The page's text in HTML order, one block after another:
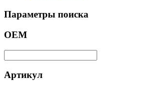
Параметры поиска
ОЕМ
Артикул